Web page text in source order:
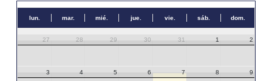
lun. mar. mié. jue. vie. sáb. dom.
27 28 29 30 31 1 2
3 4 5 6 7 8 9